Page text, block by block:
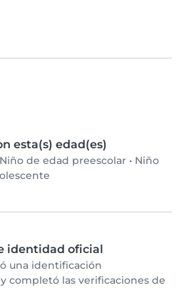
esta(s) edad(es)
Niño de edad preescolar • Niño
identidad oficial
una identificación
completó las verificaciones de